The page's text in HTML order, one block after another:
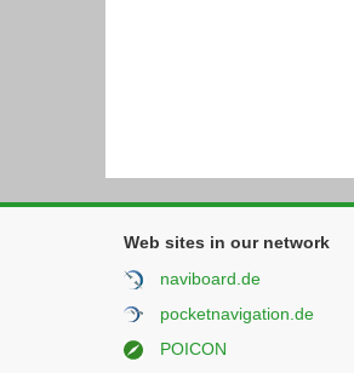
Web sites in our network
naviboard.de
pocketnavigation.de
POICON